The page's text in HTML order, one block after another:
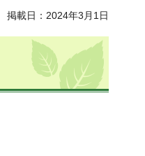
掲載日：2024年3月1日